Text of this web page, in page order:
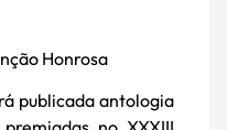
Honrosa
publicada antologia